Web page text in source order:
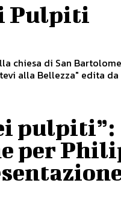
Pulpiti
chiesa di San
alla Bellezza" edita da
pulpiti”:
per